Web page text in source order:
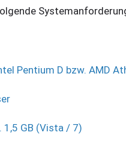
Pentium D bzw. AMD
1,5 GB (Vista / 7)